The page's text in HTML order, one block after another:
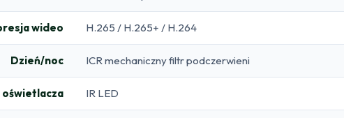
wideo H.265 / H.265+ / H.264
Dzień/noc ICR mechaniczny filtr podczerwieni
oświetlacza IR LED